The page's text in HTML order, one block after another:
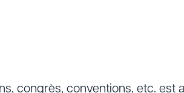
congrès, conventions, etc. est